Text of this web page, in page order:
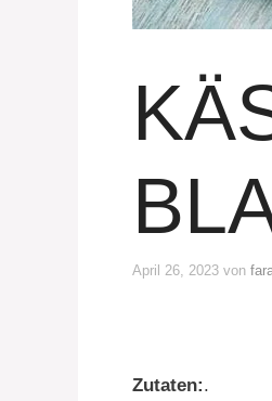
April 26, 2023 von
Zutaten:.